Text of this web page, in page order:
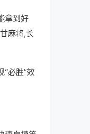
拿到好
麻将,长
“必胜”效